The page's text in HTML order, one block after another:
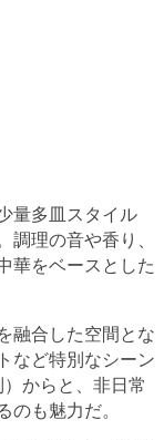
量多皿スタイル
理の音や香り、
華をベースとした
融合した空間とな
など特別なシーン
からと、非日常
も魅力だ。